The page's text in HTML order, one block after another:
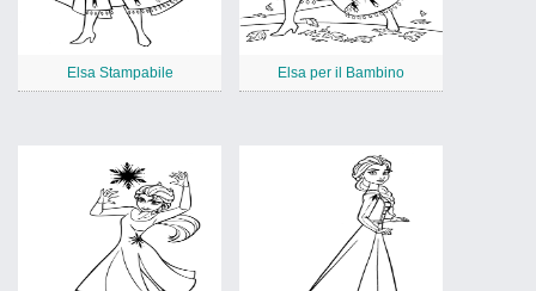
Elsa Stampabile Elsa per il Bambino